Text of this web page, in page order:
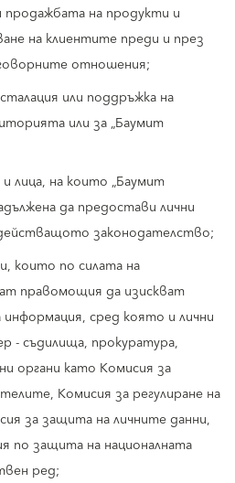
на продукти и
на клиентите преди и през
отношения;
или поддръжка на
или за „Баумит
лица, на които „Баумит
да предостави лични
законодателство;
които по силата на
правомощия да изискват
сред която и лични
- съдилища, прокуратура,
органи като Комисия за
Комисия за регулиране на
за защита на личните данни,
по защита на националната
ред;